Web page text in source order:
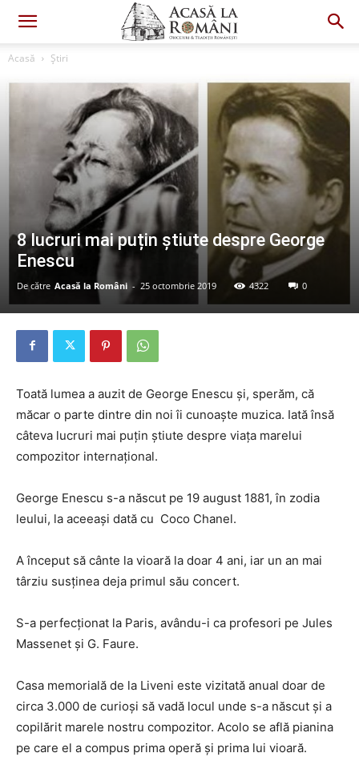
Acasă Știri
8 lucruri mai puțin știute despre George
Enescu
De către Acasă la Români - 25 octombrie 2019 4322 0
Toată lumea a auzit de George Enescu și, sperăm, că
măcar o parte dintre din noi îi cunoaște muzica. Iată însă
câteva lucruri mai puțin știute despre viața marelui
compozitor internațional.
George Enescu s-a născut pe 19 august 1881, în zodia
leului, la aceeași dată cu Coco Chanel.
A început să cânte la vioară la doar 4 ani, iar un an mai
târziu susținea deja primul său concert.
S-a perfecționat la Paris, avându-i ca profesori pe Jules
Massenet și G. Faure.
Casa memorială de la Liveni este vizitată anual doar de
circa 3.000 de curioși să vadă locul unde s-a născut și a
copilărit marele nostru compozitor. Acolo se află pianina
pe care el a compus prima operă și prima lui vioară.